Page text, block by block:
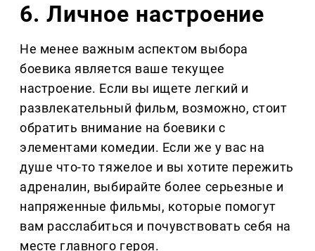
6. Личное настроение
Не менее важным аспектом выбора
боевика является ваше текущее
настроение. Если вы ищете легкий и
развлекательный фильм, возможно, стоит
обратить внимание на боевики с
элементами комедии. Если же у вас на
душе что-то тяжелое и вы хотите пережить
адреналин, выбирайте более серьезные и
напряженные фильмы, которые помогут
вам расслабиться и почувствовать себя на
месте главного героя.